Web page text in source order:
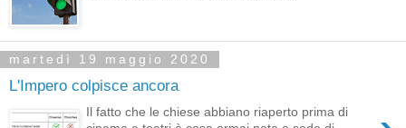
martedì 19 maggio 2020
L'Impero colpisce ancora
Il fatto che le chiese abbiano riaperto prima di